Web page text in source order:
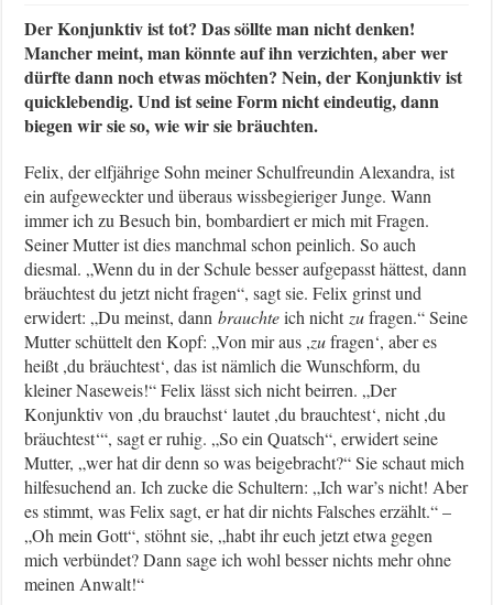
Der Konjunktiv ist tot? Das söllte man nicht denken!
Mancher meint, man könnte auf ihn verzichten, aber wer
dürfte dann noch etwas möchten? Nein, der Konjunktiv ist
quicklebendig. Und ist seine Form nicht eindeutig, dann
biegen wir sie so, wie wir sie bräuchten.
Felix, der elfjährige Sohn meiner Schulfreundin Alexandra, ist
ein aufgeweckter und überaus wissbegieriger Junge. Wann
immer ich zu Besuch bin, bombardiert er mich mit Fragen.
Seiner Mutter ist dies manchmal schon peinlich. So auch
diesmal. „Wenn du in der Schule besser aufgepasst hättest, dann
bräuchtest du jetzt nicht fragen“, sagt sie. Felix grinst und
erwidert: „Du meinst, dannbrauchteich nichtzufragen.“ Seine
Mutter schüttelt den Kopf: „Von mir aus ,zufragen‘, aber es
heißt ,du bräuchtest‘, das ist nämlich die Wunschform, du
kleiner Naseweis!“ Felix lässt sich nicht beirren. „Der
Konjunktiv von ,du brauchst‘ lautet ,du brauchtest‘, nicht ,du
bräuchtest‘“, sagt er ruhig. „So ein Quatsch“, erwidert seine
Mutter, „wer hat dir denn so was beigebracht?“ Sie schaut mich
hilfesuchend an. Ich zucke die Schultern: „Ich war’s nicht! Aber
es stimmt, was Felix sagt, er hat dir nichts Falsches erzählt.“ –
„Oh mein Gott“, stöhnt sie, „habt ihr euch jetzt etwa gegen
mich verbündet? Dann sage ich wohl besser nichts mehr ohne
meinen Anwalt!“